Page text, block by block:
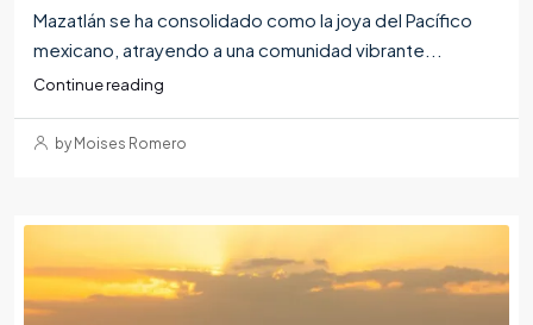
Mazatlán se ha consolidado como la joya del Pacífico
mexicano, atrayendo a una comunidad vibrante...
Continue reading
by Moises Romero